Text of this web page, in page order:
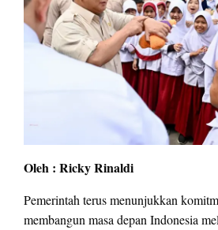
Oleh : Ricky Rinaldi
Pemerintah terus menunjukkan
membangun masa depan Indonesia